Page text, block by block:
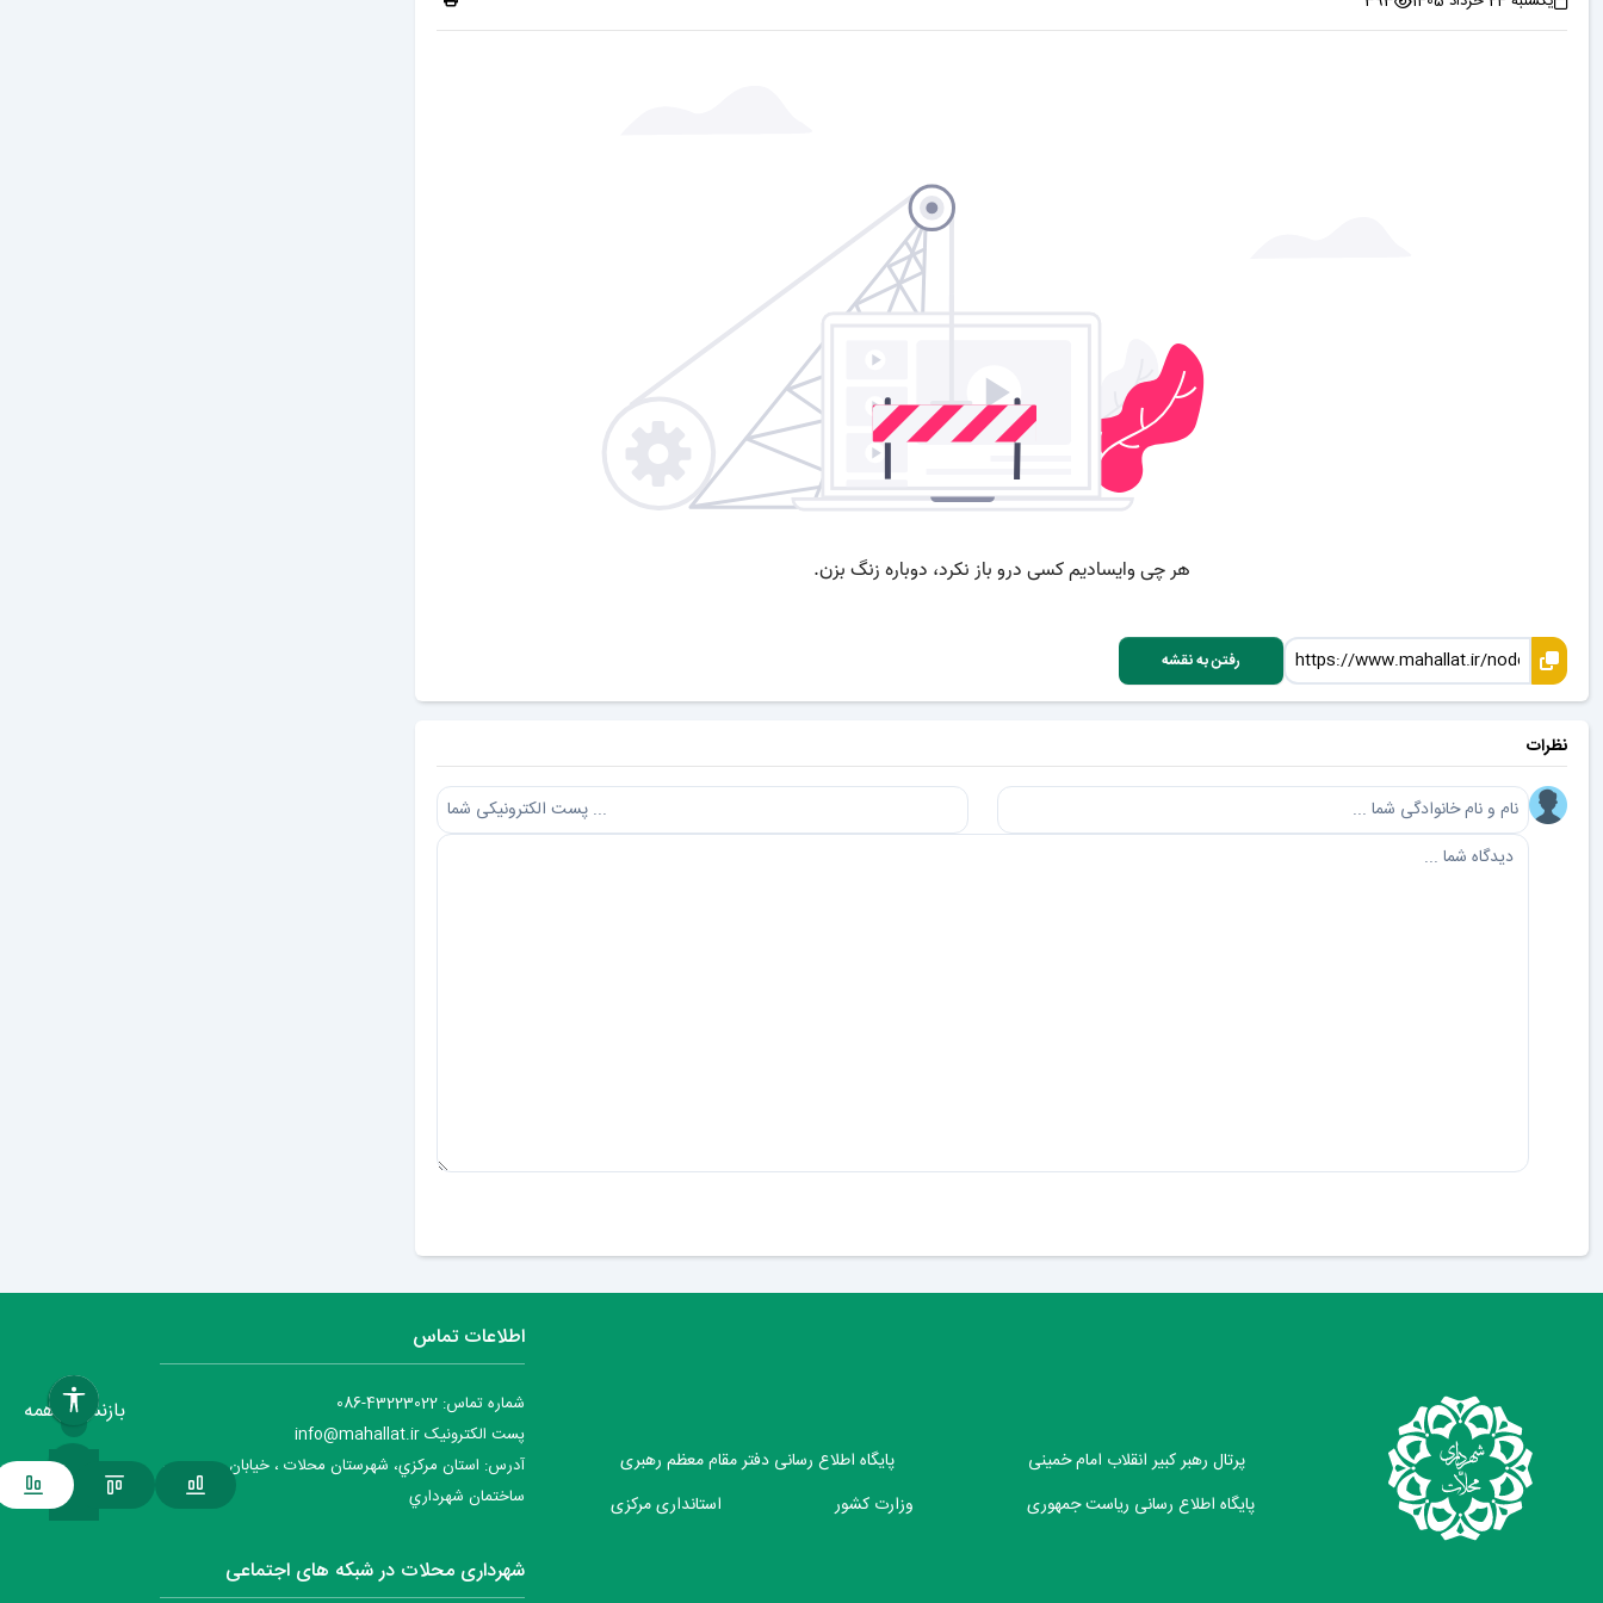
رفتن به نقشه
نظرات
پرتال رهبر کبیر انقلاب امام خمینی
پایگاه اطلاع رسانی دفتر مقام معظم رهبری
پایگاه اطلاع رسانی ریاست جمهوری
وزارت کشور استانداری مرکزی
اطلاعات تماس
شماره تماس: 43223022-086
پست الکترونیک info@mahallat.ir
آدرس: استان مرکزي، شهرستان محلات ‌‌‌، خيابان جمهوري ،
ساختمان شهرداري
شهرداری محلات در شبکه های اجتماعی
بازنشانی همه